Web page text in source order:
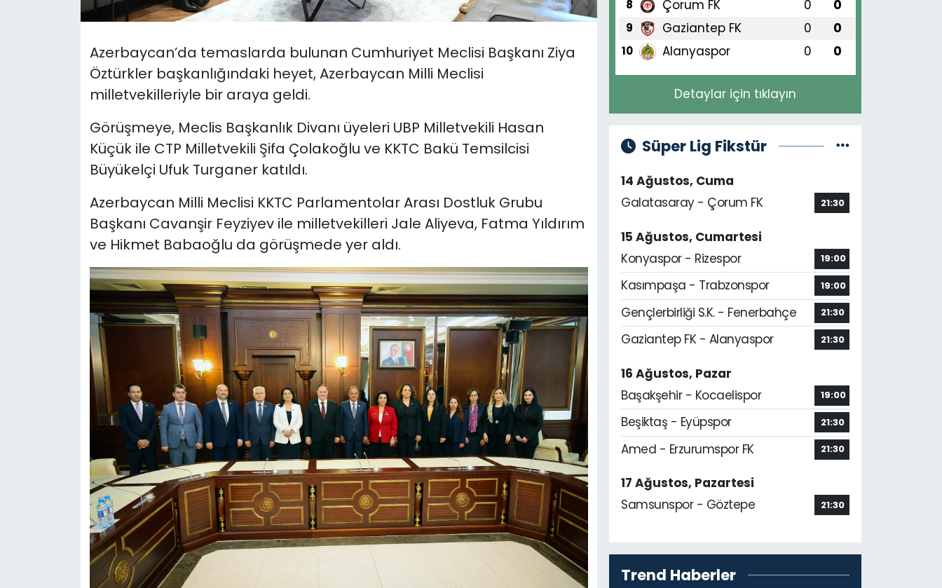
Azerbaycan’da temaslarda bulunan Cumhuriyet Meclisi Başkanı Ziya
Öztürkler başkanlığındaki heyet, Azerbaycan Milli Meclisi
milletvekilleriyle bir araya geldi.
Görüşmeye, Meclis Başkanlık Divanı üyeleri UBP Milletvekili Hasan
Küçük ile CTP Milletvekili Şifa Çolakoğlu ve KKTC Bakü Temsilcisi
Büyükelçi Ufuk Turganer katıldı.
Azerbaycan Milli Meclisi KKTC Parlamentolar Arası Dostluk Grubu
Başkanı Cavanşir Feyziyev ile milletvekilleri Jale Aliyeva, Fatma Yıldırım
ve Hikmet Babaoğlu da görüşmede yer aldı.
8 Çorum FK 0 0
9 Gaziantep FK 0 0
10 Alanyaspor 0 0
Detaylar için tıklayın
Süper Lig Fikstür
14 Ağustos, Cuma
Galatasaray - Çorum FK
21:30
15 Ağustos, Cumartesi
Konyaspor - Rizespor
19:00
Kasımpaşa - Trabzonspor 19:00
Gençlerbirliği S.K. - Fenerbahçe 21:30
Gaziantep FK - Alanyaspor 21:30
16 Ağustos, Pazar
Başakşehir - Kocaelispor
19:00
Beşiktaş - Eyüpspor 21:30
Amed - Erzurumspor FK 21:30
17 Ağustos, Pazartesi
Samsunspor - Göztepe
21:30
Trend Haberler
Teknoloji
Video Galeri
Yazarlar